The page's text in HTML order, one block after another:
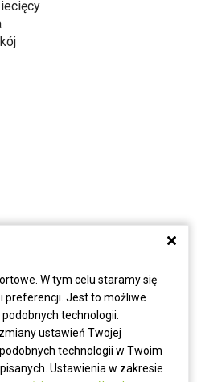
W tym celu staramy się
preferencji. Jest to możliwe
technologii.
ustawień Twojej
technologii w Twoim
Ustawienia w zakresie